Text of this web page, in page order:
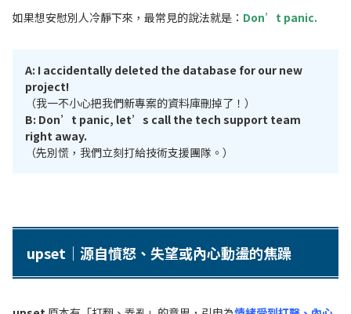
如果想安慰別人冷靜下來，最常見的說法就是： Don’t panic.
A: I accidentally deleted the database for our new
project!
（我一不小心把我們新專案的資料庫刪掉了！）
B: Don’t panic, let’s call the tech support team
right away.
（先別慌，我們立刻打給技術支援團隊。）
upset｜源自憤怒、失望或內心動盪的焦躁